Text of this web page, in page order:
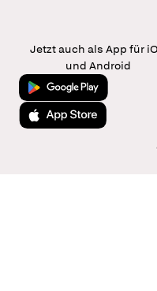
Jetzt auch als App für
und Android
Jetzt bei Google Play
Laden im App Store